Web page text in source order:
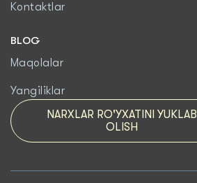
Kontaktlar
BLOG
Maqolalar
Yangiliklar
NARXLAR RO'YXATINI YUKLAB
OLISH